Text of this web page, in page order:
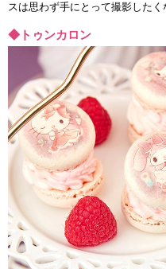
スは思わず手にとって撮影した
◆トゥンカロン